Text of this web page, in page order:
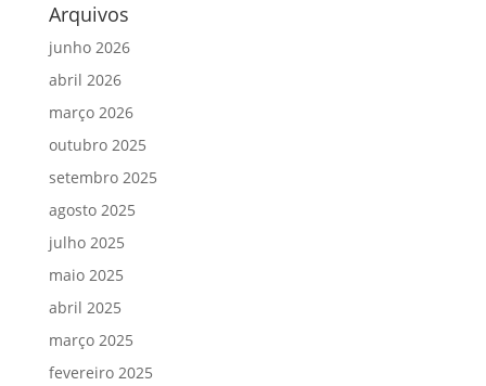
Arquivos
junho 2026
abril 2026
março 2026
outubro 2025
setembro 2025
agosto 2025
julho 2025
maio 2025
abril 2025
março 2025
fevereiro 2025